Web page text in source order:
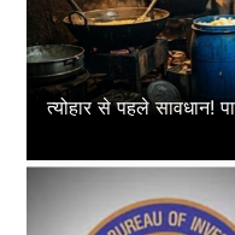
त्योहार से पहले सावधान!